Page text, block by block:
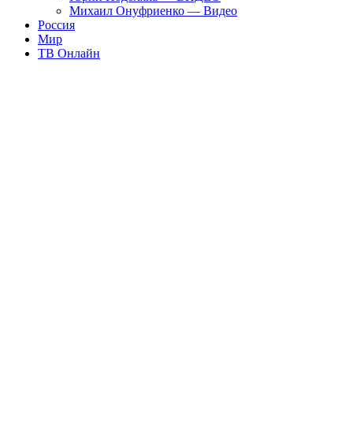
Михаил Онуфриенко — Видео
Россия
Мир
ТВ Онлайн